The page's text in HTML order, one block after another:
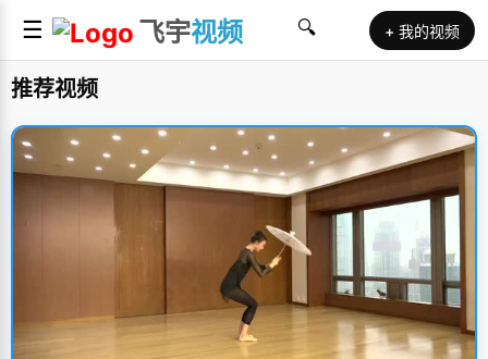
☰ 飞宇视频 🔍 + 我的视频
推荐视频